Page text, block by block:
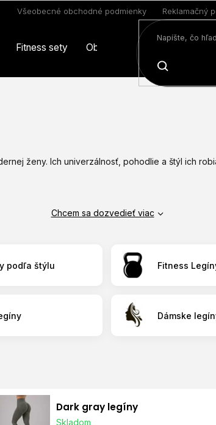
Všeobecné obchodné podmienky Reklamačný
HĽADAŤ
Fitness sety Oblečenie
ženy. Ich univerzálnosť, pohodlie a štýl ich
Chcem sa dozvedieť viac
podľa štýlu Fitness
Dámske
Dark gray legíny
Skladom